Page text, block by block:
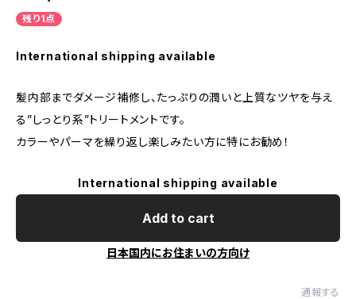
残り1点
International shipping available
髪内部までダメージ補修し、たっぷりの潤いと上質なツヤを与え
る”しっとり系”トリートメントです。
カラーやパーマを繰り返し楽しみたい方に特にお勧め！
International shipping available
Add to cart
日本国内にお住まいの方向け
通報する